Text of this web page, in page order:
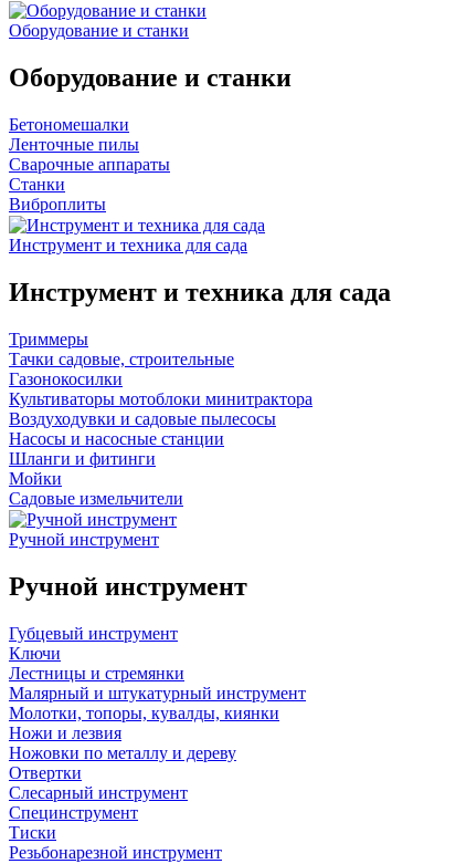
Оборудование и станки
Оборудование и станки
Бетономешалки
Ленточные пилы
Сварочные аппараты
Станки
Виброплиты
Инструмент и техника для сада
Инструмент и техника для сада
Триммеры
Тачки садовые, строительные
Газонокосилки
Культиваторы мотоблоки минитрактора
Воздуходувки и садовые пылесосы
Насосы и насосные станции
Шланги и фитинги
Мойки
Садовые измельчители
Ручной инструмент
Ручной инструмент
Губцевый инструмент
Ключи
Лестницы и стремянки
Малярный и штукатурный инструмент
Молотки, топоры, кувалды, киянки
Ножи и лезвия
Ножовки по металлу и дереву
Отвертки
Слесарный инструмент
Специнструмент
Тиски
Резьбонарезной инструмент